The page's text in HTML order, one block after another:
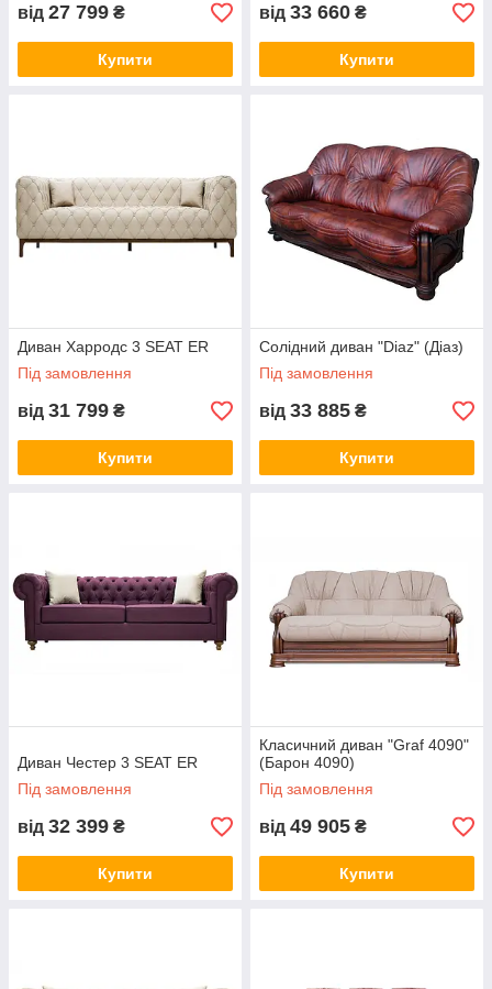
від 27 799 ₴
Купити
від 33 660 ₴
Купити
Диван Харродс 3 SEAT ER
Під замовлення
від 31 799 ₴
Купити
Солідний диван "Diaz" (Діаз)
Під замовлення
від 33 885 ₴
Купити
Диван Честер 3 SEAT ER
Під замовлення
від 32 399 ₴
Купити
Класичний диван "Graf 4090"
(Барон 4090)
Під замовлення
від 49 905 ₴
Купити